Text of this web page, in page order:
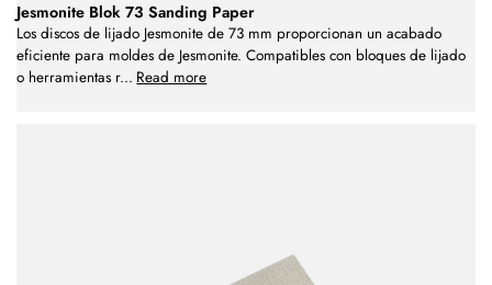
Jesmonite Blok 73 Sanding Paper
Los discos de lijado Jesmonite de 73 mm proporcionan un acabado
eficiente para moldes de Jesmonite. Compatibles con bloques de lijado
o herramientas r... Read more